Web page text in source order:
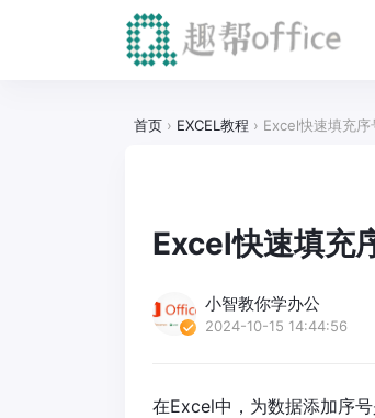
首页 › EXCEL教程 › Excel快速填充
Excel快速填充
小智教你学办公
2024-10-15 14:44:56
在Excel中，为数据添加序